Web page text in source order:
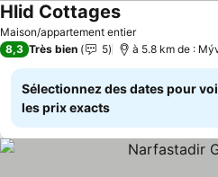
Maison/appartement entier
Hlid Cottages
8,3 Très bien 5 à 5.8 km de :
Sélectionnez des dates pour
les prix exacts